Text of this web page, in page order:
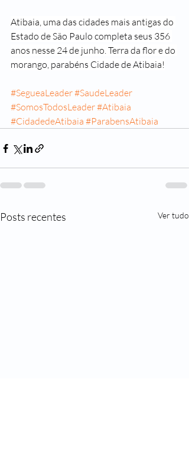
Atibaia, uma das cidades mais antigas do
Estado de São Paulo completa seus 356
anos nesse 24 de junho. Terra da flor e do
morango, parabéns Cidade de Atibaia!
#SegueaLeader#SaudeLeader
#SomosTodosLeader#Atibaia
#CidadedeAtibaia #ParabensAtibaia
Posts recentes Ver tudo